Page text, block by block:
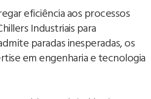
eficiência aos processos
Industriais para
paradas inesperadas, os
em engenharia e tecnologia